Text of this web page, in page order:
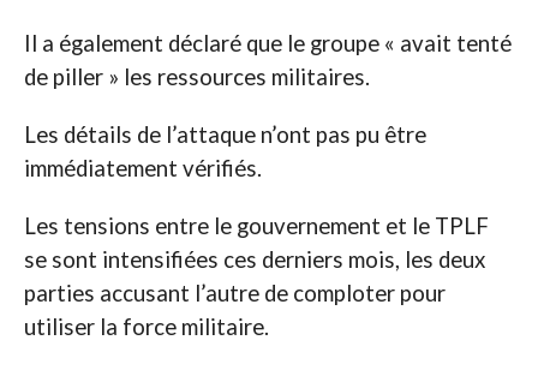
Il a également déclaré que le groupe « avait tenté
de piller » les ressources militaires.
Les détails de l’attaque n’ont pas pu être
immédiatement vérifiés.
Les tensions entre le gouvernement et le TPLF
se sont intensifiées ces derniers mois, les deux
parties accusant l’autre de comploter pour
utiliser la force militaire.